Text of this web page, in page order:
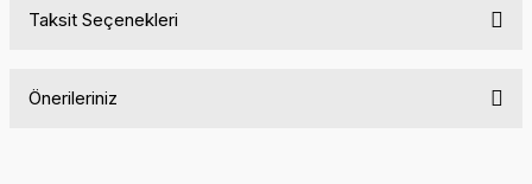
Taksit Seçenekleri
Önerileriniz